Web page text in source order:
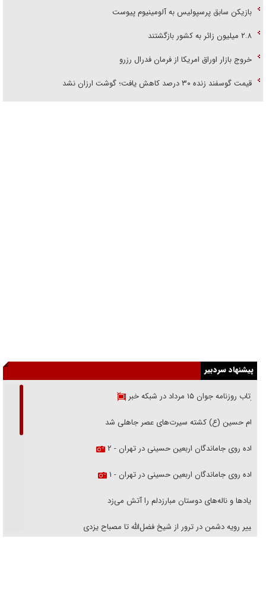
بازیکن سابق پرسپولیس به آلومینیوم پیوست
۲.۸ میلیون زائر به کشور بازگشتند
خروج بازار اوراق امریکا از فرمان فدرال رزرو
قیمت گوسفند زنده ۳۰ درصد کاهش یافت؛ گوشت ارزان نشد
پیشنهاد سردبیر
بازتاب روزنامه جوان ۱۵ مرداد در شبکه خبر
امام حسین (ع) کشته سیرت‌های عصر جاهلی شد
پیاده روی جاماندگان اربعین حسینی در تهران - ۲
پیاده روی جاماندگان اربعین حسینی در تهران - ۱
فریاد‌ها و ناله‌های دوستان مبارزدلم را آتش می‌زد
تغییر رویه دشمن در ترور از شیخ فضل‌الله تا مصباح یزدی